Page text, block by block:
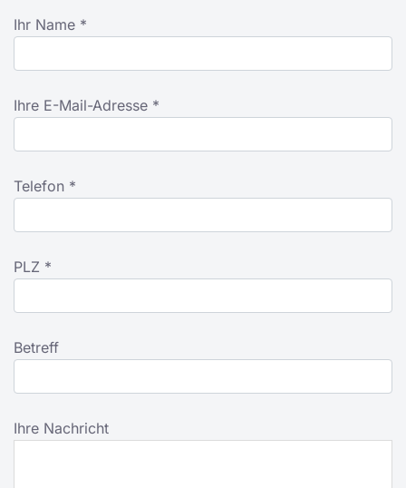
Ihr Name *
Ihre E-Mail-Adresse *
Telefon *
PLZ *
Betreff
Ihre Nachricht